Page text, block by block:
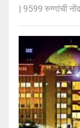
| 9599 रुग्णांची